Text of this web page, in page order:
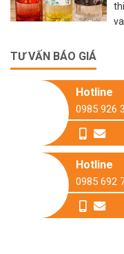
TƯ VẤN BÁO GIÁ
Hotline
0985 926
Hotline
0985 692